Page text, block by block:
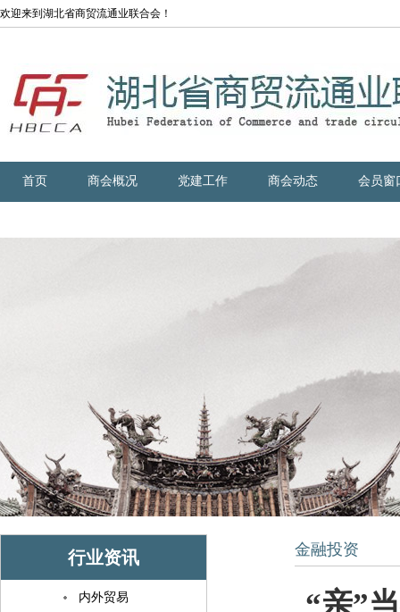
欢迎来到湖北省商贸流通业联合会！
首页 商会概况 党建工作 商会动态 会员窗
行业资讯
内外贸易
金融投资
“亲”